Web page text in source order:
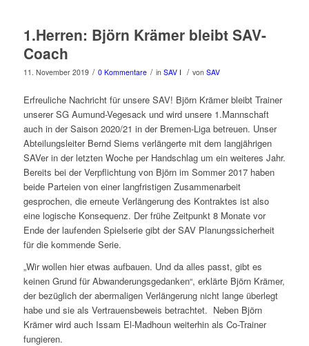
1.Herren: Björn Krämer bleibt SAV-
Coach
11. November 2019 / 0 Kommentare / in SAV I / von SAV
Erfreuliche Nachricht für unsere SAV! Björn Krämer bleibt Trainer
unserer SG Aumund-Vegesack und wird unsere 1.Mannschaft
auch in der Saison 2020/21 in der Bremen-Liga betreuen. Unser
Abteilungsleiter Bernd Siems verlängerte mit dem langjährigen
SAVer in der letzten Woche per Handschlag um ein weiteres Jahr.
Bereits bei der Verpflichtung von Björn im Sommer 2017 haben
beide Parteien von einer langfristigen Zusammenarbeit
gesprochen, die erneute Verlängerung des Kontraktes ist also
eine logische Konsequenz. Der frühe Zeitpunkt 8 Monate vor
Ende der laufenden Spielserie gibt der SAV Planungssicherheit
für die kommende Serie.
„Wir wollen hier etwas aufbauen. Und da alles passt, gibt es
keinen Grund für Abwanderungsgedanken“, erklärte Björn Krämer,
der bezüglich der abermaligen Verlängerung nicht lange überlegt
habe und sie als Vertrauensbeweis betrachtet. Neben Björn
Krämer wird auch Issam El-Madhoun weiterhin als Co-Trainer
fungieren.